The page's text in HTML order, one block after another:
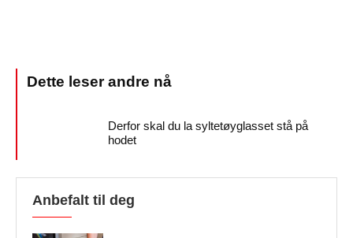
Derfor skal du la syltetøyglasset stå på
hodet
Anbefalt til deg